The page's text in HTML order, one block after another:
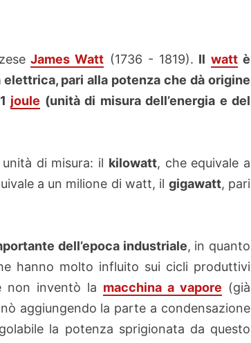
James Watt (1736 - 1819). Il wattè
pari alla potenza che dà origine
joule (unità di misura dell’energia e del
di misura: il kilowatt, che equivale a
a un milione di watt, il gigawatt, pari
dell’epoca industriale, in quanto
hanno molto influito sui cicli produttivi
non inventò la macchina a vapore (già
aggiungendo la parte a condensazione
la potenza sprigionata da questo